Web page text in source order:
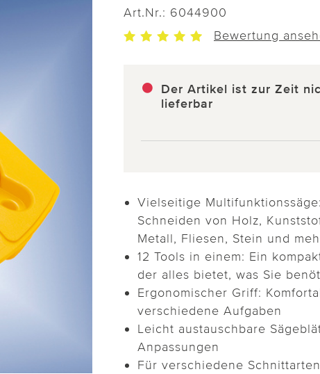
Art.Nr.: 6044900
Bewertung
Der Artikel ist zur Zeit
lieferbar
Vielseitige
Schneiden von Holz,
Metall, Fliesen, Stein und
12 Tools in einem: Ein
der alles bietet, was Sie
Ergonomischer Griff:
verschiedene Aufgaben
Leicht austauschbare
Anpassungen
Für verschiedene